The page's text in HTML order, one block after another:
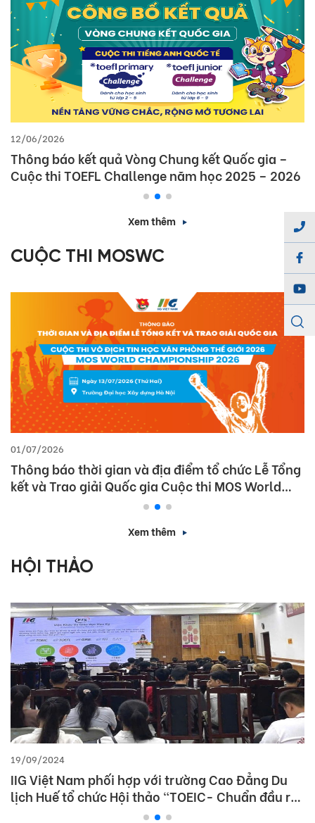
12/06/2026
Thông báo kết quả Vòng Chung kết Quốc gia –
Cuộc thi TOEFL Challenge năm học 2025 – 2026
Xem thêm
CUỘC THI MOSWC
01/07/2026
Thông báo thời gian và địa điểm tổ chức Lễ Tổng
kết và Trao giải Quốc gia Cuộc thi MOS World
Xem thêm
HỘI THẢO
19/09/2024
IIG Việt Nam phối hợp với trường Cao Đẳng Du
lịch Huế tổ chức Hội thảo “TOEIC- Chuẩn đầu ra
tiếng Anh- Bí Quyết chinh phục nhà tuyển dụng”